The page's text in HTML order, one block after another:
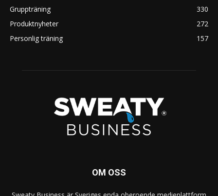
Gruppträning
330
Produktnyheter
272
Personlig träning
157
OM OSS